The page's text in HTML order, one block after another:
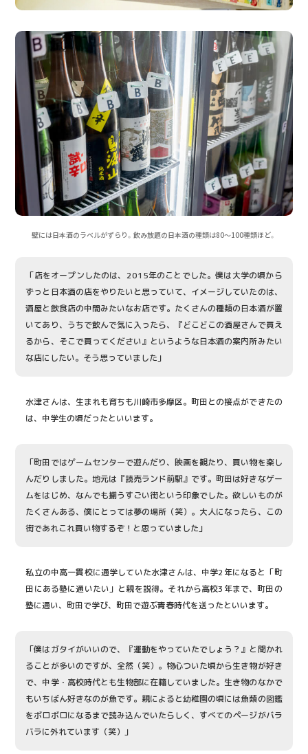
壁には日本酒のラベルがずらり。飲み放題の日本酒の種類は80〜100種類ほど。
「店をオープンしたのは、2015年のことでした。僕は大学の頃から
ずっと日本酒の店をやりたいと思っていて、イメージしていたのは、
酒屋と飲食店の中間みたいなお店です。たくさんの種類の日本酒が置
いてあり、うちで飲んで気に入ったら、『どこどこの酒屋さんで買え
るから、そこで買ってください』というような日本酒の案内所みたい
な店にしたい。そう思っていました」
水津さんは、生まれも育ちも川崎市多摩区。町田との接点ができたの
は、中学生の頃だったといいます。
「町田ではゲームセンターで遊んだり、映画を観たり、買い物を楽し
んだりしました。地元は『読売ランド前駅』です。町田は好きなゲー
ムをはじめ、なんでも揃うすごい街という印象でした。欲しいものが
たくさんある、僕にとっては夢の場所（笑）。大人になったら、この
街であれこれ買い物するぞ！と思っていました」
私立の中高一貫校に通学していた水津さんは、中学2年になると「町
田にある塾に通いたい」と親を説得。それから高校3年まで、町田の
塾に通い、町田で学び、町田で遊ぶ青春時代を送ったといいます。
「僕はガタイがいいので、『運動をやっていたでしょう？』と聞かれ
ることが多いのですが、全然（笑）。物心ついた頃から生き物が好き
で、中学・高校時代とも生物部に在籍していました。生き物のなかで
もいちばん好きなのが魚です。親によると幼稚園の頃には魚類の図鑑
をボロボロになるまで読み込んでいたらしく、すべてのページがバラ
バラに外れています（笑）」